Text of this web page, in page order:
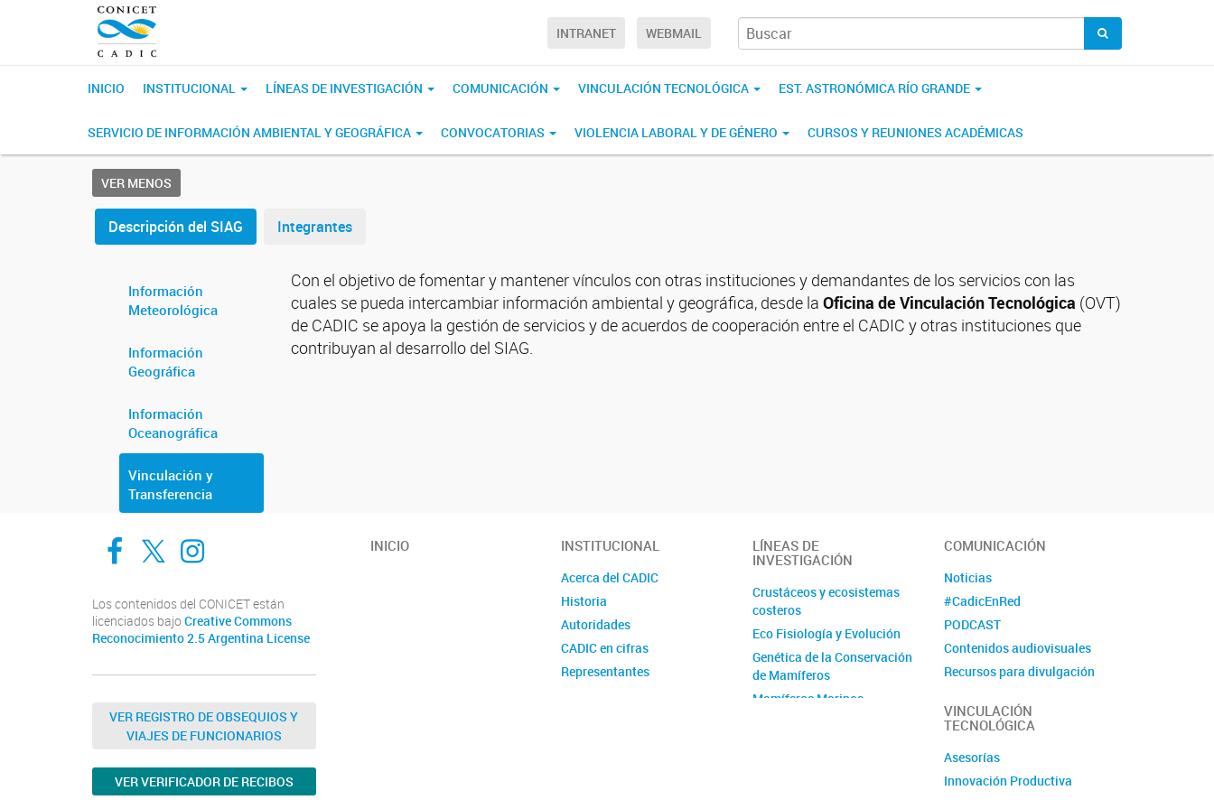
INTRANET WEBMAIL
INICIO INSTITUCIONAL LÍNEAS DE INVESTIGACIÓN COMUNICACIÓN VINCULACIÓN TECNOLÓGICA EST. ASTRONÓMICA RÍO GRANDE
SERVICIO DE INFORMACIÓN AMBIENTAL Y GEOGRÁFICA CONVOCATORIAS VIOLENCIA LABORAL Y DE GÉNERO CURSOS Y REUNIONES ACADÉMICAS
VER MENOS
Descripción del SIAG Integrantes
Información
Meteorológica
Información
Geográfica
Información
Oceanográfica
Vinculación y
Transferencia
Con el objetivo de fomentar y mantener vínculos con otras instituciones y demandantes de los servicios con las
cuales se pueda intercambiar información ambiental y geográfica, desde la Oficina de Vinculación Tecnológica (OVT)
de CADIC se apoya la gestión de servicios y de acuerdos de cooperación entre el CADIC y otras instituciones que
contribuyan al desarrollo del SIAG.
Cadic en RedCADIC Ushuaia
Cadic en Red
Los contenidos del CONICET están
licenciados bajo Creative Commons
Reconocimiento 2.5 Argentina License
VER REGISTRO DE OBSEQUIOS Y
VIAJES DE FUNCIONARIOS
VER VERIFICADOR DE RECIBOS
INICIO INSTITUCIONAL
Acerca del CADIC
Historia
Autoridades
CADIC en cifras
Representantes
LÍNEAS DE
INVESTIGACIÓN
Crustáceos y ecosistemas
costeros
Eco Fisiología y Evolución
Genética de la Conservación
de Mamíferos
Mamíferos Marinos
COMUNICACIÓN
Noticias
#CadicEnRed
PODCAST
Contenidos audiovisuales
Recursos para divulgación
Revista La Lupa
VINCULACIÓN
TECNOLÓGICA
Asesorías
Innovación Productiva